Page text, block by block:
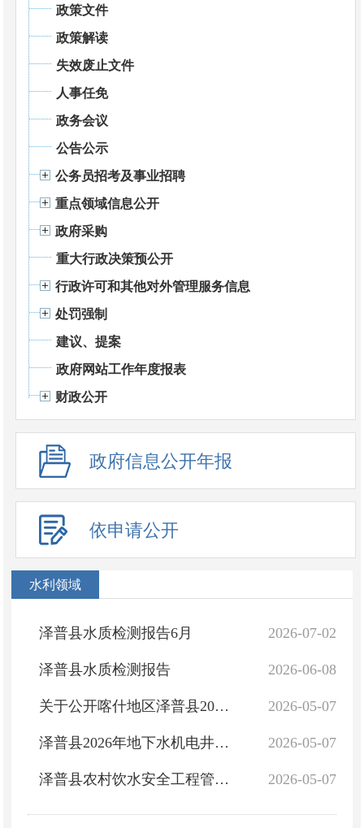
政策文件
政策解读
失效废止文件
人事任免
政务会议
公告公示
公务员招考及事业招聘
重点领域信息公开
政府采购
重大行政决策预公开
行政许可和其他对外管理服务信息
处罚强制
建议、提案
政府网站工作年度报表
财政公开
政府信息公开年报
依申请公开
水利领域
2026-07-02
泽普县水质检测报告6月
2026-06-08
泽普县水质检测报告
2026-05-07
关于公开喀什地区泽普县2025年1-12生产建设项目水士保持方案审批及自主验收备案情况的公告
2026-05-07
泽普县2026年地下水机电井统计表
2026-05-07
泽普县农村饮水安全工程管理“三个责任”公示